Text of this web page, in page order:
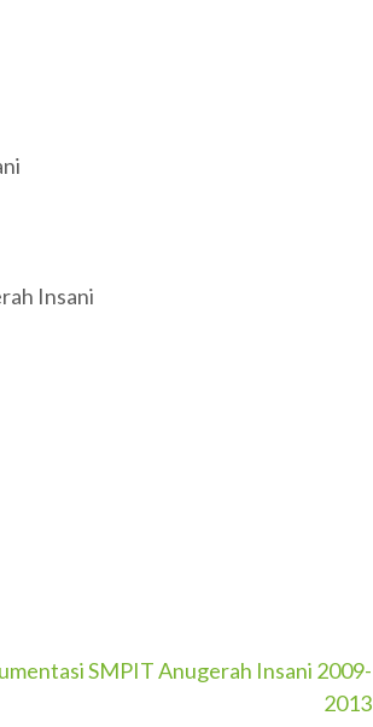
Insani
SMPIT Anugerah Insani 2009-
2013